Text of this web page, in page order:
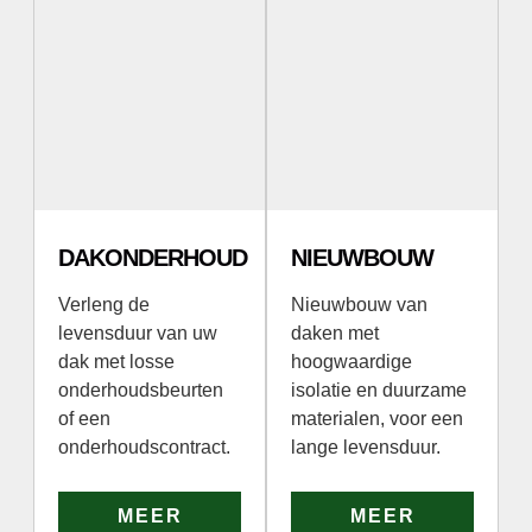
DAKONDERHOUD
Verleng de
levensduur van uw
dak met losse
onderhoudsbeurten
of een
onderhoudscontract.
MEER
NIEUWBOUW
Nieuwbouw van
daken met
hoogwaardige
isolatie en duurzame
materialen, voor een
lange levensduur.
MEER